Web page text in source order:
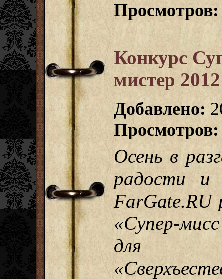
Просмотров:
Конкурс
мистер 2012
Добавлено:
Просмотров:
Осень в
радости и
FarGate.RU
«Супер-
для